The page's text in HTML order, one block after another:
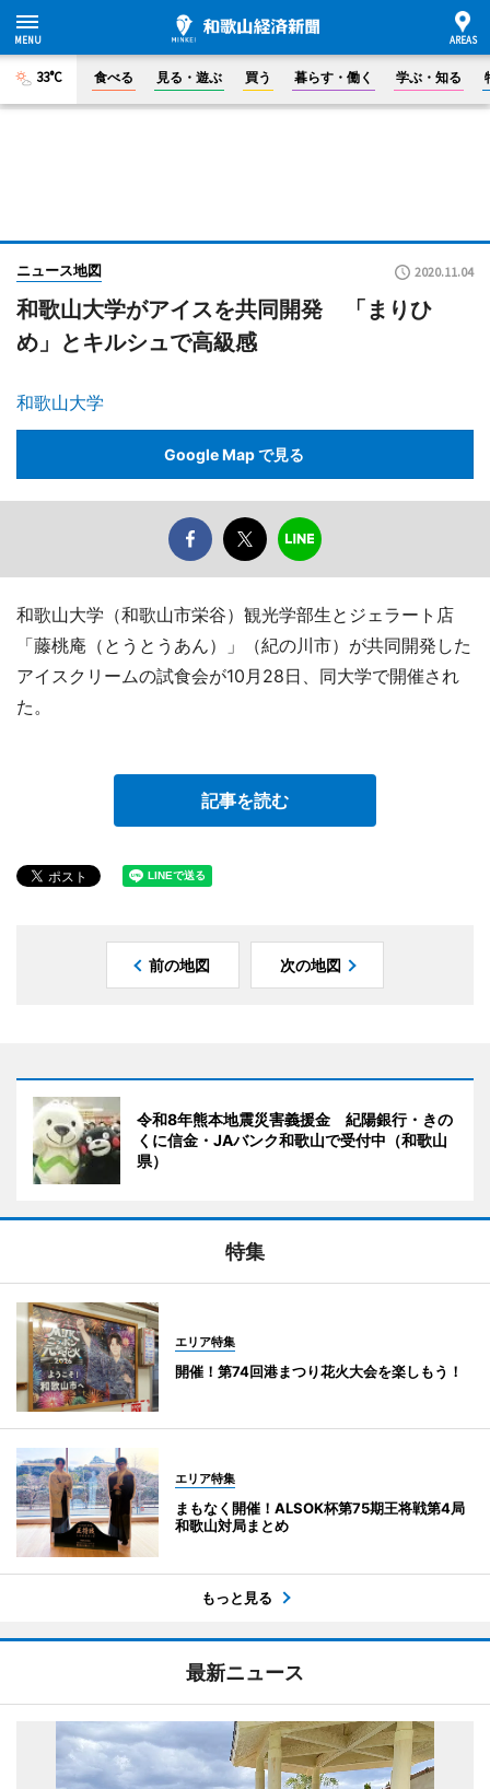
33°C 食べる 見る・遊ぶ 買う 暮らす・働く 学ぶ・知る
ニュース地図 2020.11.04
和歌山大学がアイスを共同開発 「まりひ
め」とキルシュで高級感
和歌山大学
Google Map で見る
和歌山大学（和歌山市栄谷）観光学部生とジェラート店
「藤桃庵（とうとうあん）」（紀の川市）が共同開発した
アイスクリームの試食会が10月28日、同大学で開催され
た。
記事を読む
前の地図 次の地図
令和8年熊本地震災害義援金 紀陽銀行・きの
くに信金・JAバンク和歌山で受付中（和歌山
県）
特集
エリア特集
開催！第74回港まつり花火大会を楽しもう！
エリア特集
まもなく開催！ALSOK杯第75期王将戦第4局
和歌山対局まとめ
もっと見る
最新ニュース